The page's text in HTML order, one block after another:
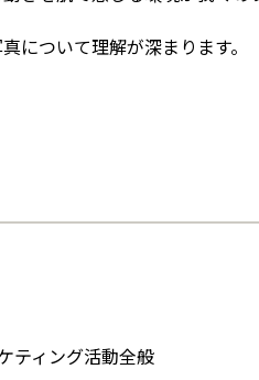
について理解が深まります。
ティング活動全般